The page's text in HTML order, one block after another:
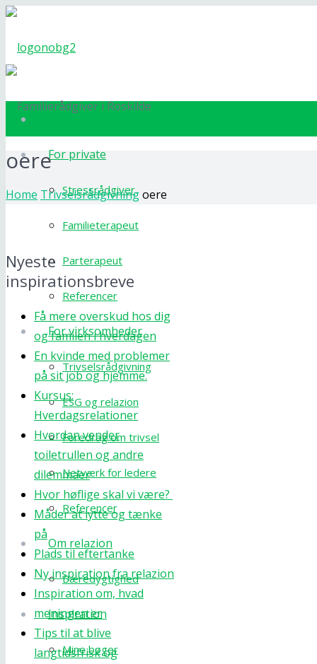
For private
Stressrådgiver
Familieterapeut
Parterapeut
Referencer
For virksomheder
Trivselsrådgivning
ESG og relazion
Foredrag om trivsel
Netværk for ledere
Referencer
Om relazion
Bæredygtighed
Inspiration
Mine bøger
oere
Home Trivselsrådgivningoere
Nyeste
inspirationsbreve
Få mere overskud hos dig
og familen i hverdagen
En kvinde med problemer
på sit job og hjemme.
Kursus:
Hverdagsrelationer
Hvordan vender
toiletrullen og andre
dilemmaer
Hvor høflige skal vi være?
Måder at lytte og tænke
på
Plads til eftertanke
Ny inspiration fra relazion
Inspiration om, hvad
meningen er
Tips til at blive
langtidsfrisk og